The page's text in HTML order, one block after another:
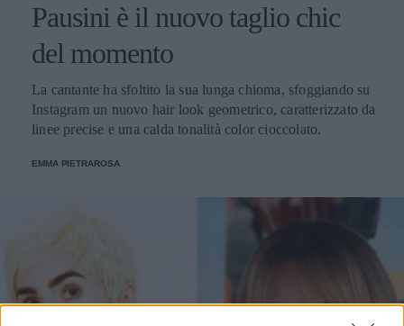
Pausini è il nuovo taglio chic
del momento
La cantante ha sfoltito la sua lunga chioma, sfoggiando su
Instagram un nuovo hair look geometrico, caratterizzato da
linee precise e una calda tonalità color cioccolato.
EMMA PIETRAROSA